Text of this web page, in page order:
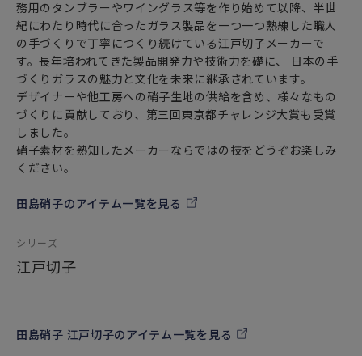
務用のタンブラーやワイングラス等を作り始めて以降、半世
紀にわたり時代に合ったガラス製品を一つ一つ熟練した職人
の手づくりで丁寧につくり続けている江戸切子メーカーで
す。長年培われてきた製品開発力や技術力を礎に、 日本の手
づくりガラスの魅力と文化を未来に継承されています。
デザイナーや他工房への硝子生地の供給を含め、様々なもの
づくりに貢献しており、第三回東京都チャレンジ大賞も受賞
しました。
硝子素材を熟知したメーカーならではの技をどうぞお楽しみ
ください。
田島硝子のアイテム一覧を見る
シリーズ
江戸切子
田島硝子 江戸切子のアイテム一覧を見る